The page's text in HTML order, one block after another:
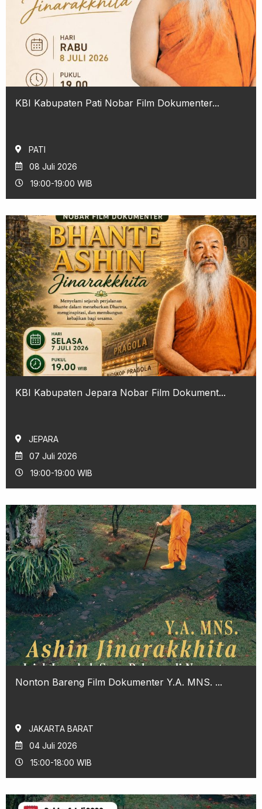
KBI Kabupaten Pati Nobar Film Dokumenter...
PATI
08 Juli 2026
19:00-19:00 WIB
KBI Kabupaten Jepara Nobar Film Dokument...
JEPARA
07 Juli 2026
19:00-19:00 WIB
Nonton Bareng Film Dokumenter Y.A. MNS. ...
JAKARTA BARAT
04 Juli 2026
15:00-18:00 WIB